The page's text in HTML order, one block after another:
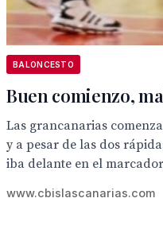
BALONCESTO
Buen comienzo,
Las grancanarias
y a pesar de las dos
iba delante en el
www.cbislascanarias.com